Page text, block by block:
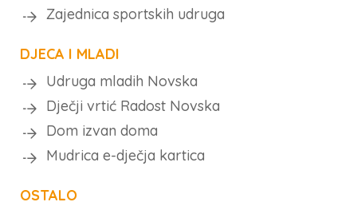
Zajednica sportskih udruga
DJECA I MLADI
Udruga mladih Novska
Dječji vrtić Radost Novska
Dom izvan doma
Mudrica e-dječja kartica
OSTALO